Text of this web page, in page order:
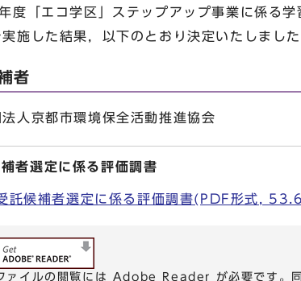
度「エコ学区」ステップアップ事業に係る
施した結果，以下のとおり決定いたしまし
者
人京都市環境保全活動推進協会
者選定に係る評価調書
託候補者選定に係る評価調書(PDF形式,
ァイルの閲覧には Adobe Reader が必要です。